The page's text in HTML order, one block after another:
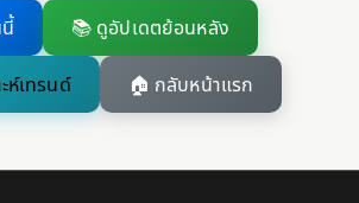
📚 ดูอัปเดตย้อนหลัง
ห์เทรนด์ 🏠 กลับหน้าแรก